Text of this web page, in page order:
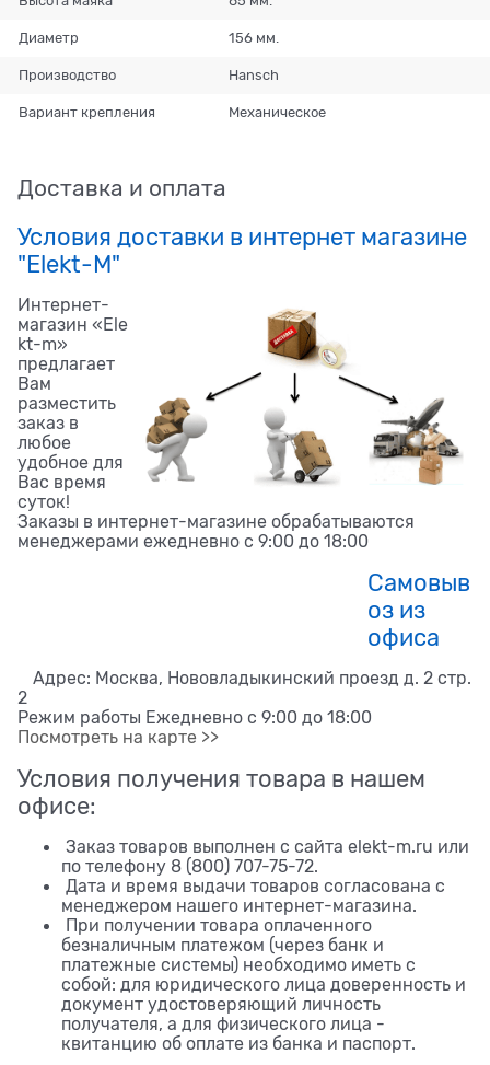
Диаметр 156 мм.
Производство Hansch
Вариант крепления Механическое
Доставка и оплата
Условия доставки в интернет магазине
"Elekt-M"
Интернет-
магазин «Ele
kt-m»
предлагает
Вам
разместить
заказ в
любое
удобное для
Вас время
суток!
Заказы в интернет-магазине обрабатываются
менеджерами ежедневно с 9:00 до 18:00
Самовыв
оз из
офиса
Адрес: Москва, Нововладыкинский проезд д. 2 стр.
2
Режим работы Ежедневно с 9:00 до 18:00
Посмотреть на карте >>
Условия получения товара в нашем
офисе:
Заказ товаров выполнен с сайта elekt-m.ru или
по телефону 8 (800) 707-75-72.
Дата и время выдачи товаров согласована с
менеджером нашего интернет-магазина.
При получении товара оплаченного
безналичным платежом (через банк и
платежные системы) необходимо иметь с
собой: для юридического лица доверенность и
документ удостоверяющий личность
получателя, а для физического лица -
квитанцию об оплате из банка и паспорт.